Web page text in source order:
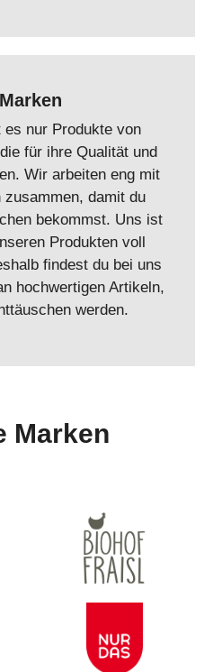
es nur Produkte von
für ihre Qualität und
Wir arbeiten eng mit
damit du
bekommst. Uns ist
Produkten voll
findest du bei uns
hochwertigen Artikeln,
werden.
Marken